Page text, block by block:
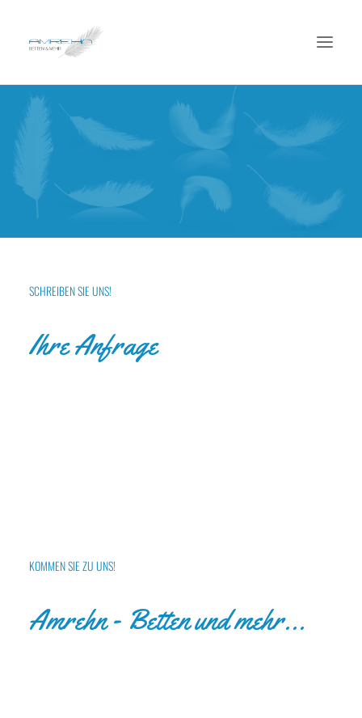
Willkommen
Unser Angebot
Unsere Leistungen
Über uns
Kontakt
KOMMEN SIE ZU UNS!
Amrehn - Betten und mehr...
SCHREIBEN SIE UNS!
Ihre Anfrage